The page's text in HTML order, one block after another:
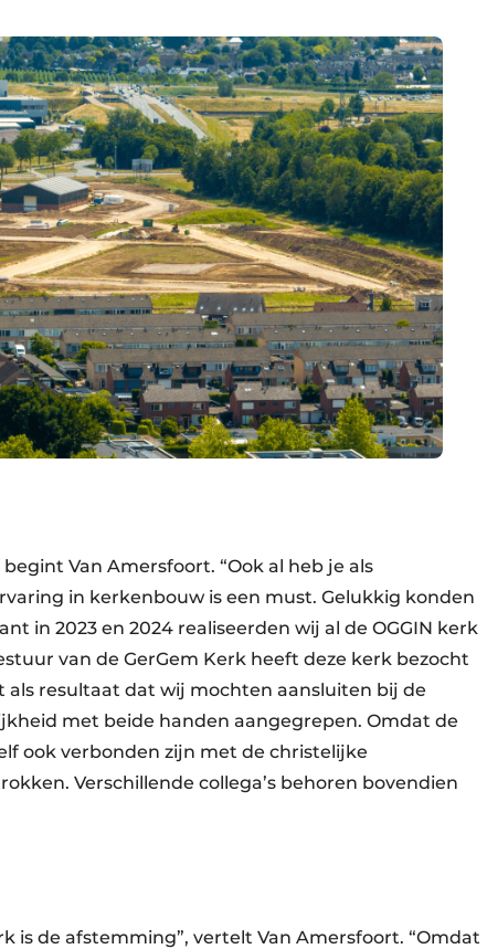
Van Amersfoort. “Ook al heb je als
in kerkenbouw is een must. Gelukkig konden
in 2023 en 2024 realiseerden wij al de OGGIN kerk
van de GerGem Kerk heeft deze kerk bezocht
resultaat dat wij mochten aansluiten bij de
met beide handen aangegrepen. Omdat de
ook verbonden zijn met de christelijke
Verschillende collega’s behoren bovendien
is de afstemming”, vertelt Van Amersfoort. “Omdat